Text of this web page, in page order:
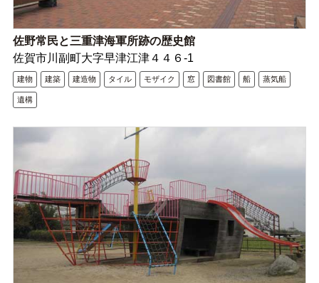
佐野常民と三重津海軍所跡の歴史館
佐賀市川副町大字早津江津４４６-1
建物 建築 建造物 タイル モザイク 窓 図書館 船 蒸気船
遺構